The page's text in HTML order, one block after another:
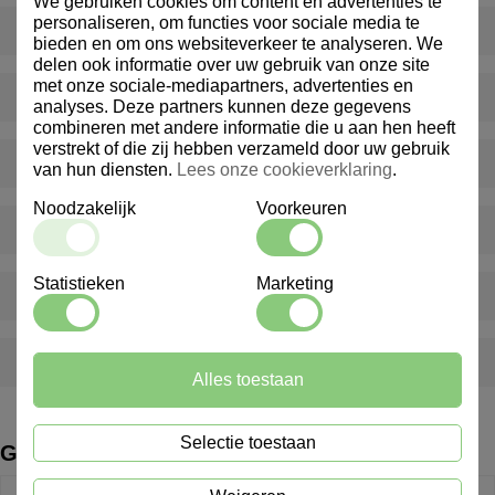
Levert Marindex ook buiten Nederland?
Bieden jullie ook advies op maat aan?
Hoe kan ik klant worden bij Marindex?
Bieden jullie ook gepersonaliseerde producten aan?
Hoe snel worden bestellingen geleverd?
Kan ik artikelen nabestellen na verloop van tijd?
Gerelateerde producten
personaliseren, om functies voor sociale media te
bieden en om ons websiteverkeer te analyseren. We
delen ook informatie over uw gebruik van onze site
met onze sociale-mediapartners, advertenties en
analyses. Deze partners kunnen deze gegevens
combineren met andere informatie die u aan hen heeft
verstrekt of die zij hebben verzameld door uw gebruik
van hun diensten. Lees onze cookieverklaring.
Noodzakelijk Voorkeuren
Statistieken Marketing
Selectie toestaan
Alles toestaan